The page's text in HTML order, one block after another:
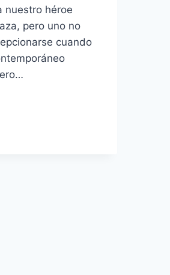
nuestro héroe
pero uno no
cuando